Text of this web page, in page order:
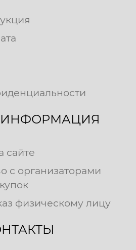
ИНФОРМАЦИЯ
сайте
с организаторами
физическому лицу